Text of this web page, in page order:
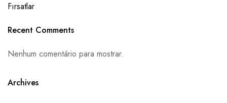
Fırsatlar
Recent Comments
Nenhum comentário para mostrar.
Archives